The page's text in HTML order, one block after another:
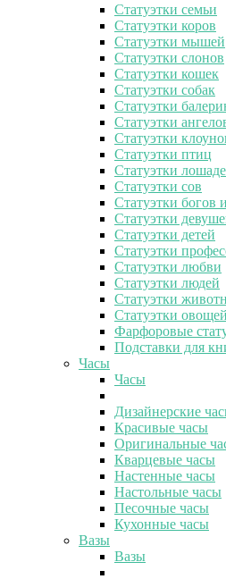
Статуэтки семьи
Статуэтки коров
Статуэтки мышей
Статуэтки слонов
Статуэтки кошек
Статуэтки собак
Статуэтки
Статуэтки
Статуэтки
Статуэтки птиц
Статуэтки
Статуэтки сов
Статуэтки богов
Статуэтки
Статуэтки детей
Статуэтки
Статуэтки любви
Статуэтки людей
Статуэтки
Статуэтки
Фарфоровые
Подставки для
Часы
Часы
Дизайнерские
Красивые часы
Оригинальные
Кварцевые часы
Настенные часы
Настольные часы
Песочные часы
Кухонные часы
Вазы
Вазы